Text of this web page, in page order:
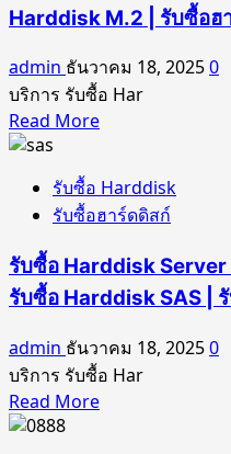
Harddisk M.2 | รับซื้อฮ
admin ธันวาคม 18, 20250
บริการ รับซื้อ Har
Read MoreRead
รับ
ซื้อ
SSD
|
ซื้อ
ฮาร์ดดิสก์
SSD
รับซื้อ Harddisk
รับซื้อฮาร์ดดิสก์
รับซื้อ Harddisk Server
รับซื้อ Harddisk SAS |
admin ธันวาคม 18, 20250
บริการ รับซื้อ Har
Read MoreRead